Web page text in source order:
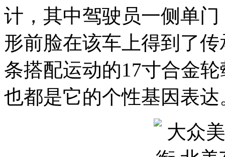
计，其中驾驶员一侧单
形前脸在该车上得到了
条搭配运动的17寸合金
也都是它的个性基因表达